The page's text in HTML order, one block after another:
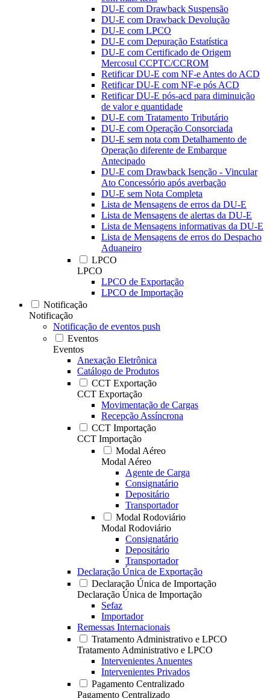
DU-E com Drawback Suspensão
DU-E com Drawback Devolução
DU-E com LPCO
DU-E com Depuração Estatística
DU-E com Certificado de Origem
Mercosul CCPTC/CCROM
Retificar DU-E com NF-e Antes do ACD
Retificar DU-E com NF-e pós ACD
Retificar DU-E pós-acd para diminuição
de valor e quantidade
DU-E com Tratamento Tributário
DU-E com Operação Consorciada
DU-E sem nota com Detalhamento de
Operação diferente de Embarque
Antecipado
DU-E com Drawback Isenção - Vincular
Ato Concessório após averbação
DU-E sem Nota Completa
Lista de Mensagens de erros da DU-E
Lista de Mensagens de alertas da DU-E
Lista de Mensagens informativas da DU-E
Lista de Mensagens de erros do Despacho
Aduaneiro
LPCO
LPCO
LPCO de Exportação
LPCO de Importação
Notificação
Notificação
Notificação de eventos push
Eventos
Eventos
Anexação Eletrônica
Catálogo de Produtos
CCT Exportação
CCT Exportação
Movimentação de Cargas
Recepção Assíncrona
CCT Importação
CCT Importação
Modal Aéreo
Modal Aéreo
Agente de Carga
Consignatário
Depositário
Transportador
Modal Rodoviário
Modal Rodoviário
Consignatário
Depositário
Transportador
Declaração Única de Exportação
Declaração Única de Importação
Declaração Única de Importação
Sefaz
Importador
Remessas Internacionais
Tratamento Administrativo e LPCO
Tratamento Administrativo e LPCO
Intervenientes Anuentes
Intervenientes Privados
Pagamento Centralizado
Pagamento Centralizado